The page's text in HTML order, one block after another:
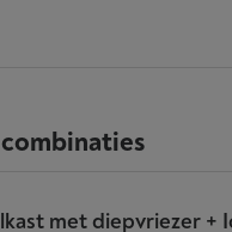
met diepvriezer +